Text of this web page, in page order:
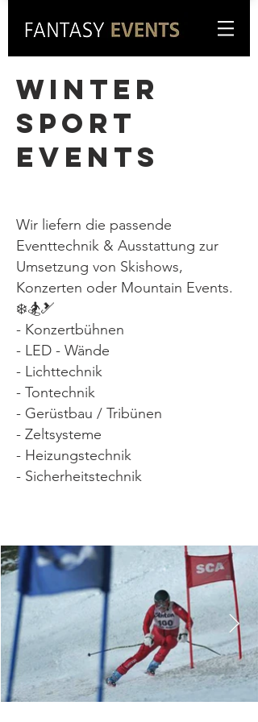
WINTER
SPORT
EVENTS
Wir liefern die passende
Eventtechnik & Ausstattung zur
Umsetzung von Skishows,
Konzerten oder Mountain Events.
❄️🏂🎿
- Konzertbühnen
- LED - Wände
- Lichttechnik
- Tontechnik
- Gerüstbau / Tribünen
- Zeltsysteme
- Heizungstechnik
- Sicherheitstechnik